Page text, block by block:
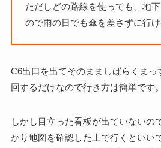
ただしどの路線を使っても、地
ので雨の日でも傘を差さずに行
C6出口を出てそのまましばらくま
回するだけなので行き方は簡単です。
しかし目立った看板が出ていないの
かり地図を確認した上で行くといい